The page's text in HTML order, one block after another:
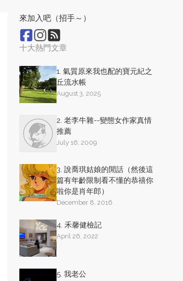
來加入吧（招手～）
十大熱門文章
1. 氣質原來我也配的寶元紀之
丘流水帳
August 3, 2025
2. 老李牛雜--變態女作家真情
推薦
July 16, 2009
3. 說喬琪姑娘的閒話（然後這
篇有年齡限制看不懂的恭禧你
啦你是肖年郎）
December 8, 2016
4. 禾馨健檢記
April 26, 2022
5. 我老公